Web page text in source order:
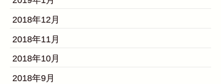
2018年12月
2018年11月
2018年10月
2018年9月